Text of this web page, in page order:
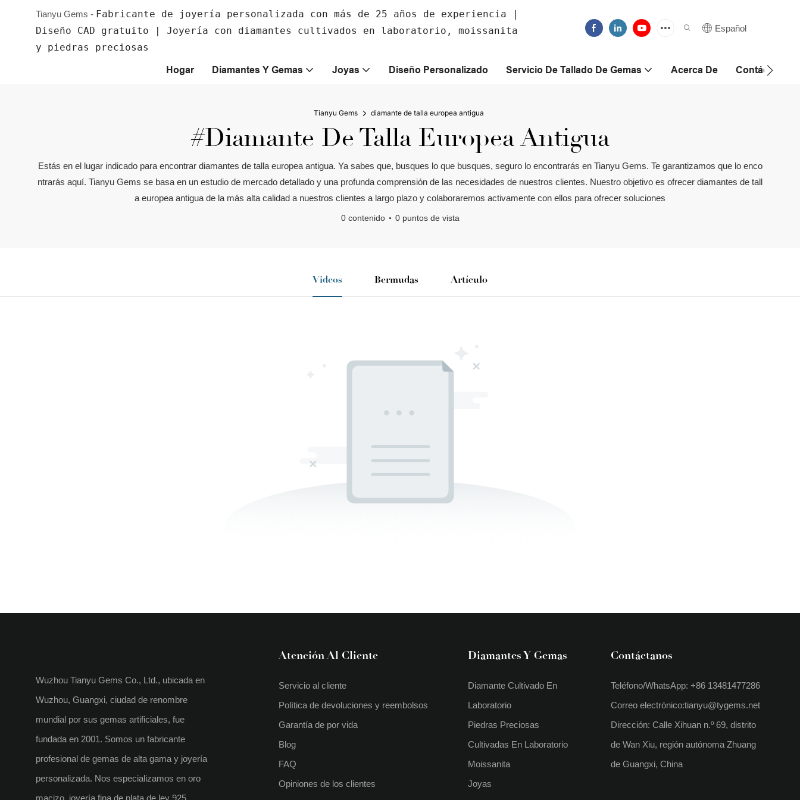
Tianyu Gems - Fabricante de joyería personalizada con más de 25 años de experiencia |
Diseño CAD gratuito | Joyería con diamantes cultivados en laboratorio, moissanita
y piedras preciosas
Español
Hogar Diamantes Y Gemas Joyas Diseño Personalizado Servicio De Tallado De Gemas Acerca De Contáctanos
Tianyu Gems diamante de talla europea antigua
#diamante De Talla Europea Antigua
Estás en el lugar indicado para encontrar diamantes de talla europea antigua. Ya sabes que, busques lo que busques, seguro lo encontrarás en Tianyu Gems. Te garantizamos que lo enco
ntrarás aquí. Tianyu Gems se basa en un estudio de mercado detallado y una profunda comprensión de las necesidades de nuestros clientes. Nuestro objetivo es ofrecer diamantes de tall
a europea antigua de la más alta calidad a nuestros clientes a largo plazo y colaboraremos activamente con ellos para ofrecer soluciones
0 contenido 0 puntos de vista
Videos Bermudas Artículo
Wuzhou Tianyu Gems Co., Ltd., ubicada en
Wuzhou, Guangxi, ciudad de renombre
mundial por sus gemas artificiales, fue
fundada en 2001. Somos un fabricante
profesional de gemas de alta gama y joyería
personalizada. Nos especializamos en oro
macizo, joyería fina de plata de ley 925,
Atención Al Cliente
Servicio al cliente
Política de devoluciones y reembolsos
Garantía de por vida
Blog
FAQ
Opiniones de los clientes
Diamantes Y Gemas
Diamante Cultivado En
Laboratorio
Piedras Preciosas
Cultivadas En Laboratorio
Moissanita
Joyas
Contáctanos
Teléfono/WhatsApp: +86 13481477286
Correo electrónico:tianyu@tygems.net
Dirección: Calle Xihuan n.º 69, distrito
de Wan Xiu, región autónoma Zhuang
de Guangxi, China